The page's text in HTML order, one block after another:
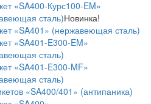
«SA400-Курс100-EM»
сталь)Новинка!
«SA401» (нержавеющая сталь)
«SA401-E300-EM»
сталь)
«SA401-E300-MF»
сталь)
«SA400/401» (антипаника)